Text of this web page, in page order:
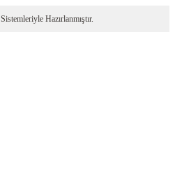
Sistemleriyle Hazırlanmıştır.